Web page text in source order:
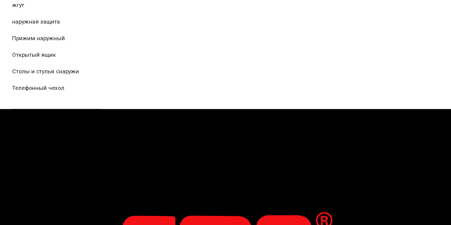
жгут
наружная защита
Прижим наружный
Открытый ящик
Столы и стулья снаружи
Телефонный чехол